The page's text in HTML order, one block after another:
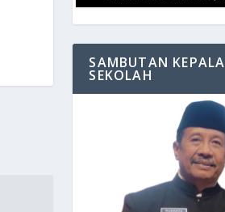
SAMBUTAN KEPALA
SEKOLAH